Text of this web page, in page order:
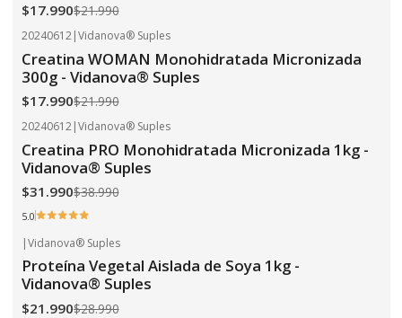
$17.990$21.990
-18% OFF
20240612|Vidanova® Suples
Creatina WOMAN Monohidratada Micronizada
300g - Vidanova® Suples
$17.990$21.990
-18% OFF
20240612|Vidanova® Suples
Creatina PRO Monohidratada Micronizada 1kg -
Vidanova® Suples
$31.990$38.990
5.0
-24% OFF
|Vidanova® Suples
Proteína Vegetal Aislada de Soya 1kg -
Vidanova® Suples
$21.990$28.990